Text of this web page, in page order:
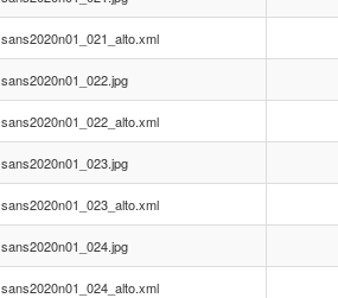
sans2020n01_021_alto.xml
sans2020n01_022.jpg
sans2020n01_022_alto.xml
sans2020n01_023.jpg
sans2020n01_023_alto.xml
sans2020n01_024.jpg
sans2020n01_024_alto.xml